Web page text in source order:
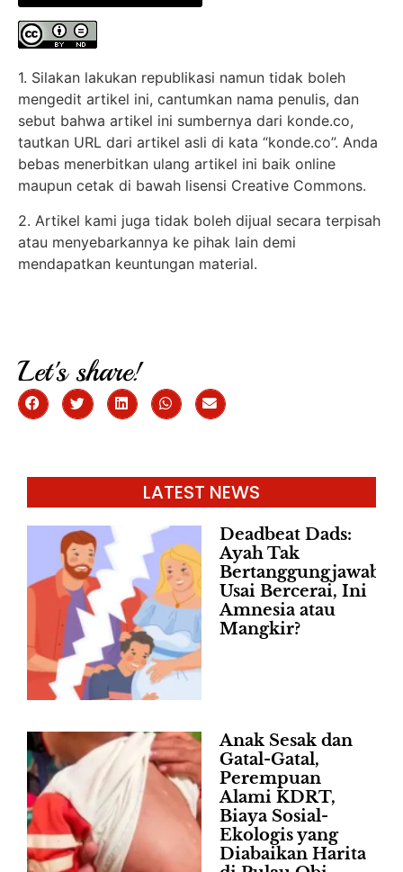
1. Silakan lakukan republikasi namun tidak boleh
mengedit artikel ini, cantumkan nama penulis, dan
sebut bahwa artikel ini sumbernya dari konde.co,
tautkan URL dari artikel asli di kata “konde.co”. Anda
bebas menerbitkan ulang artikel ini baik online
maupun cetak di bawah lisensi Creative Commons.
2. Artikel kami juga tidak boleh dijual secara terpisah
atau menyebarkannya ke pihak lain demi
mendapatkan keuntungan material.
Let's share!
LATEST NEWS
Deadbeat Dads:
Ayah Tak
Bertanggungjawab
Usai Bercerai, Ini
Amnesia atau
Mangkir?
Anak Sesak dan
Gatal-Gatal,
Perempuan
Alami KDRT,
Biaya Sosial-
Ekologis yang
Diabaikan Harita